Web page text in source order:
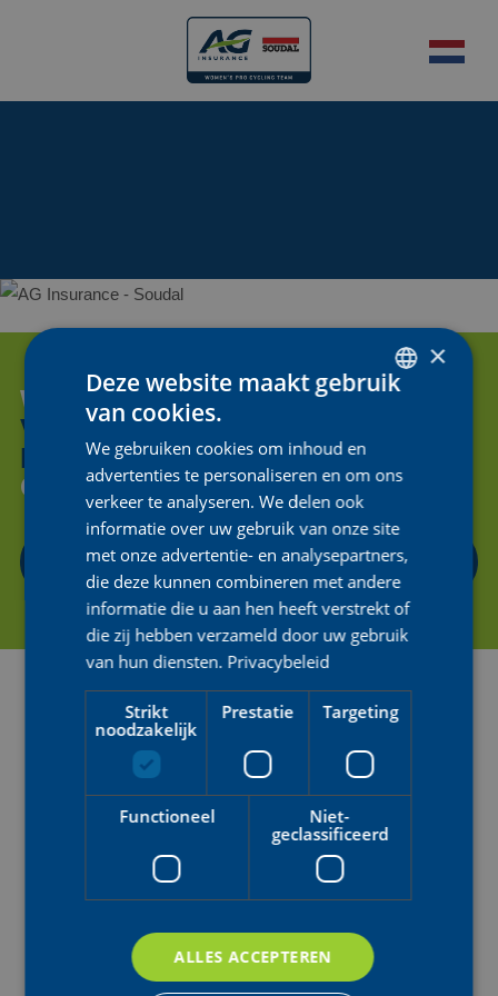
WIL JE ONS HELPEN OM DE
VOLGENDE GENERATIE
FIETSENDEVROUWENTE
ONDERSTEUNEN?
CONTACTEER ONS
VOLG ONS OVERAL
×
Deze website maakt gebruik
van cookies.
We gebruiken cookies om inhoud en
advertenties te personaliseren en om ons
verkeer te analyseren. We delen ook
informatie over uw gebruik van onze site
met onze advertentie- en analysepartners,
die deze kunnen combineren met andere
informatie die u aan hen heeft verstrekt of
die zij hebben verzameld door uw gebruik
van hun diensten. Privacybeleid
Strikt
noodzakelijk
Prestatie Targeting
Functioneel
Niet-
geclassificeerd
ALLES ACCEPTEREN